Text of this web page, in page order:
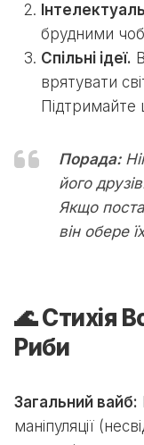
брудними
Спільні ідеї.
врятувати
Підтримайте
Порада:
його
Якщо
він обере
🌊 Стихія
Риби
Загальний вайб:
маніпуляції